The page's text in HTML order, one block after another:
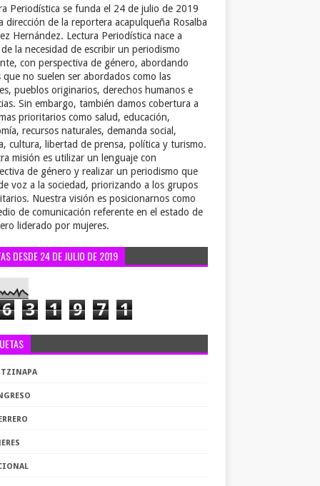
Periodística se funda el 24 de julio de 2019
dirección de la reportera acapulqueña Rosalba
Hernández. Lectura Periodística nace a
la necesidad de escribir un periodismo
con perspectiva de género, abordando
que no suelen ser abordados como las
pueblos originarios, derechos humanos e
Sin embargo, también damos cobertura a
prioritarios como salud, educación,
recursos naturales, demanda social,
cultura, libertad de prensa, política y turismo.
misión es utilizar un lenguaje con
de género y realizar un periodismo que
voz a la sociedad, priorizando a los grupos
Nuestra visión es posicionarnos como
de comunicación referente en el estado de
liderado por mujeres.
DESDE 24 DE JULIO DE 2019
6 3 1 9 7 1